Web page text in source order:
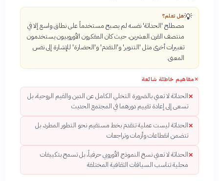
💡هل تعلم؟
مصطلح 'الحداثة' نفسه لم يصبح مستخدماً على نطاق واسع إلا في
منتصف القرن العشرين، حيث كان المفكرون الأوروبيون يستخدمون
تعبيرات أخرى مثل 'التنوير' و'التقدم' و'الحضارة' للإشارة إلى نفس
المعنى.
✕مفاهيم خاطئة شائعة
✕الحداثة لا تعني بالضرورة التخلي الكامل عن الدين والقيم الروحية، بل
تسعى إلى إعادة تقييم دورهما في المجتمع الحديث
✕الحداثة ليست عملية تتقدم بخط مستقيم نحو التطور المطرد، بل
تتضمن انقطاعات وأزمات وتراجعات
✕الحداثة لا تعني نسخ النموذج الأوروبي حرفياً، بل تسمح بتكييفات
محلية تناسب السياقات الثقافية المختلفة